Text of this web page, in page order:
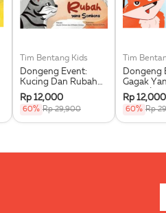
Tim Bentang Kids
Dongeng Event:
Kucing Dan Rubah
Yang Sombong
(Buku Event)
Rp 12,000
60% Rp 29,900
Tim
Dongeng
Gagak
Dipuji
Rp 12,000
60% Rp